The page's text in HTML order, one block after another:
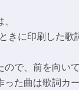
きに印刷した歌
ので、前を向い
った曲は歌詞カ